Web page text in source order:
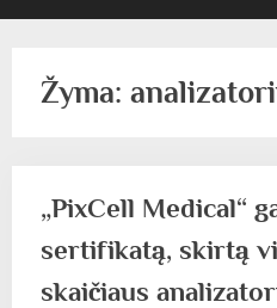
Žyma:
„PixCell Medical“
sertifikatą, skirtą
skaičiaus